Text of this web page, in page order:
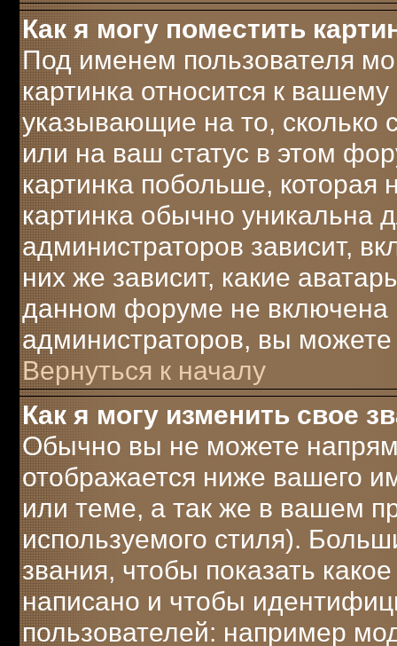
Как я могу поместить
Под именем пользователя
картинка относится к
указывающие на то,
или на ваш статус в этом
картинка побольше, которая
картинка обычно уникальна
администраторов зависит,
них же зависит, какие
данном форуме не включена
администраторов, вы
Вернуться к началу
Как я могу изменить свое
Обычно вы не можете
отображается ниже вашего
или теме, а так же в вашем
используемого стиля).
звания, чтобы показать
написано и чтобы
пользователей: например